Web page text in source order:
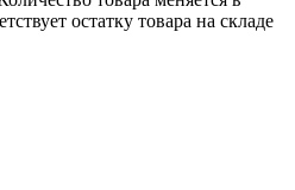
остатку товара на складе